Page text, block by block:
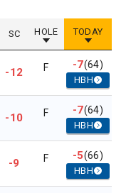
SC HOLE TODAY
-12 F -7(64)
HBH
-10 F -7(64)
HBH
-9 F -5(66)
HBH